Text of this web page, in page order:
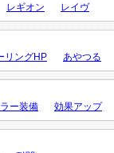
レギオン レイヴ
リングHP あやつる
ー装備 効果アップ